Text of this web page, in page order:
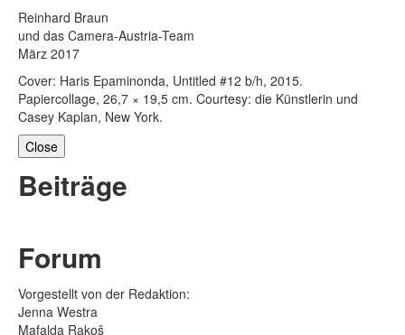
Reinhard Braun
und das Camera-Austria-Team
März 2017
Cover: Haris Epaminonda, Untitled #12 b/h, 2015.
Papiercollage, 26,7 × 19,5 cm. Courtesy: die Künstlerin und
Casey Kaplan, New York.
Close
Beiträge
Forum
Vorgestellt von der Redaktion:
Jenna Westra
Mafalda Rakoš